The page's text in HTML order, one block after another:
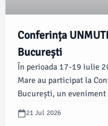
Conferința
București
În perioada 17-19 iulie
Mare au participat la
București, un
emaramures.ro. Acesta
și lideri educaționali
21 Jul 2026